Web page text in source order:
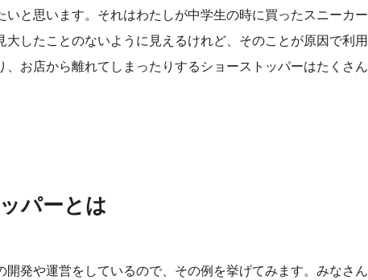
いと思います。それはわたしが中学生の時に買ったスニーカー
したことのないように見えるけれど、そのことが原因で利用
お店から離れてしまったりするショーストッパーはたくさん
パーとは
発や運営をしているので、その例を挙げてみます。みなさん